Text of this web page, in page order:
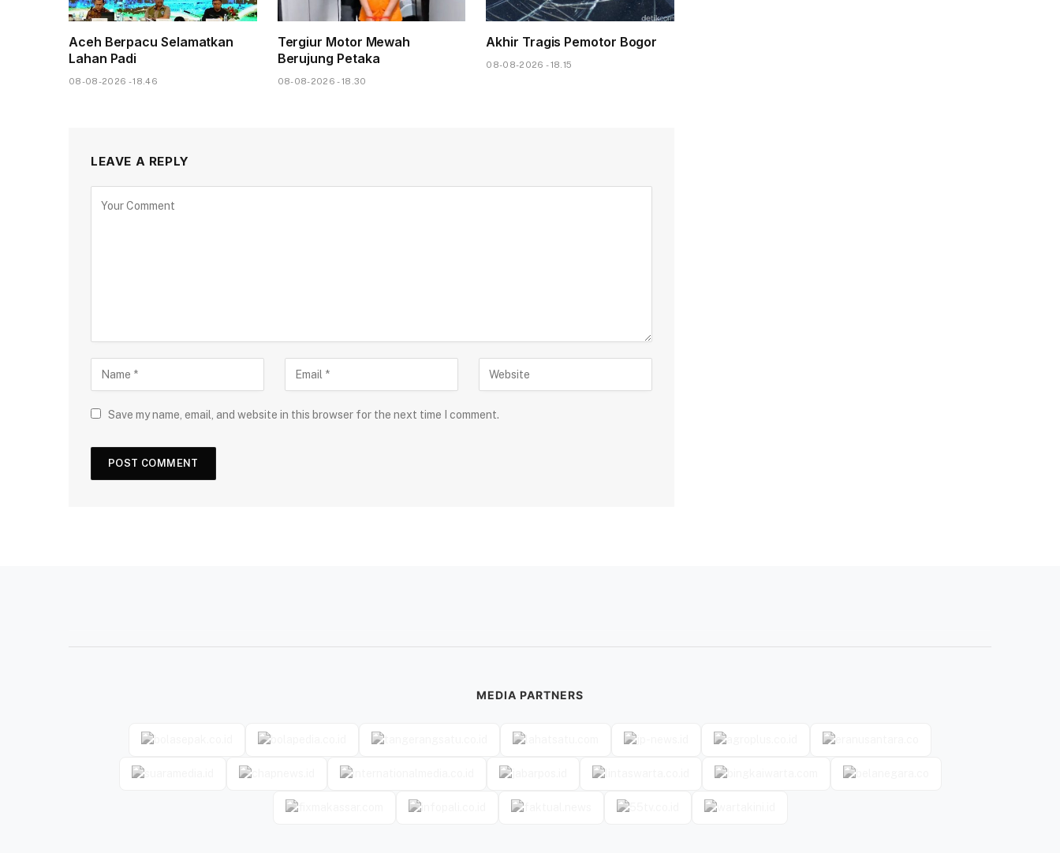
Aceh Berpacu Selamatkan
Lahan Padi
08-08-2026 - 18.46
Tergiur Motor Mewah
Berujung Petaka
08-08-2026 - 18.30
Akhir Tragis Pemotor Bogor
08-08-2026 - 18.15
LEAVE A REPLY
Save my name, email, and website in this browser for the next time I comment.
MEDIA PARTNERS